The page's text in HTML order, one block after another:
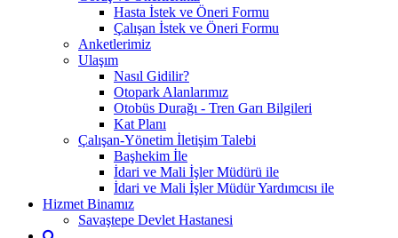
Hasta İstek ve Öneri Formu
Çalışan İstek ve Öneri Formu
Anketlerimiz
Ulaşım
Nasıl Gidilir?
Otopark Alanlarımız
Otobüs Durağı - Tren Garı Bilgileri
Kat Planı
Çalışan-Yönetim İletişim Talebi
Başhekim İle
İdari ve Mali İşler Müdürü ile
İdari ve Mali İşler Müdür Yardımcısı ile
Hizmet Binamız
Savaştepe Devlet Hastanesi